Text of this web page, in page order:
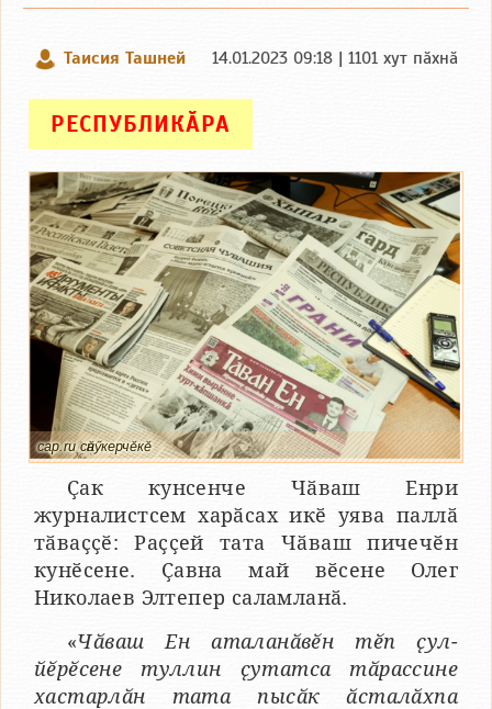
Таисия Ташней 14.01.2023 09:18 | 1101 хут пӑхнӑ
РЕСПУБЛИКӐРА
cap.ru cӑнӳкерчӗкӗ
Ҫак кунсенче Чӑваш Енри
журналистсем харӑсах икӗ уява паллӑ
тӑваҫҫӗ: Раҫҫей тата Чӑваш пичечӗн
кунӗсене. Ҫавна май вӗсене Олег
Николаев Элтепер саламланӑ.
«Чӑваш Ен аталанӑвӗн тӗп ҫул-
йӗрӗсене туллин ҫутатса тӑрассине
хастарлӑн тата пысӑк ӑсталӑхпа